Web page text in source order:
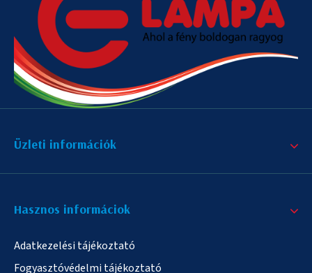
Üzleti információk
Hasznos informáciok
Adatkezelési tájékoztató
Fogyasztóvédelmi tájékoztató